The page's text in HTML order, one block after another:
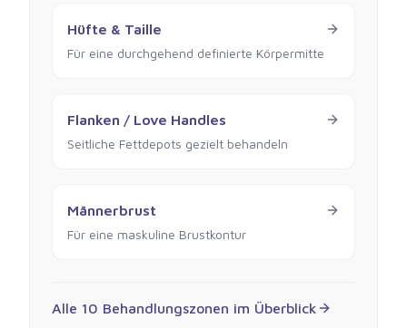
Hüfte & Taille
Für eine durchgehend definierte Körpermitte
Flanken / Love Handles
Seitliche Fettdepots gezielt behandeln
Männerbrust
Für eine maskuline Brustkontur
Alle 10 Behandlungszonen im Überblick